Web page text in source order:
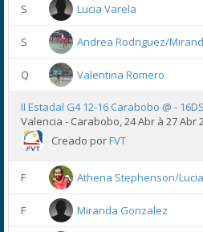
S Lucia Varela
S Andrea Rodriguez/
Q Valentina Romero
II Estadal G4 12-16 Carabobo @ - 16DS
Valencia - Carabobo, 24 Abr à 27 Abr
Creado porFVT
F Athena Stephenson/
F Miranda Gonzalez